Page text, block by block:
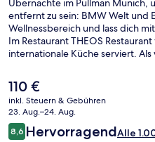
Übernachte im Pullman Munich,
entfernt zu sein: BMW Welt und
Wellnessbereich und lass dich
Im Restaurant THEOS
internationale Küche serviert.
geöffneten Fitnessbereich und
haben viel Gutes über das
öffentlichen Verkehrsmittel sind
entfernt: Zur U-Bahnhof
Straßenbahnhaltestelle Am
Der
aktuelle
Preis
beträgt
110 €.
110 €
inkl. Steuern & Gebühren
23. Aug.–24. Aug.
Bewertungen
8,68,6 von 10.
HervorragendAlle